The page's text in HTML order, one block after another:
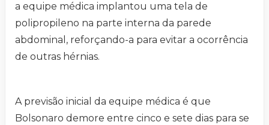
a equipe médica implantou uma tela de
polipropileno na parte interna da parede
abdominal, reforçando-a para evitar a ocorrência
de outras hérnias.
A previsão inicial da equipe médica é que
Bolsonaro demore entre cinco e sete dias para se